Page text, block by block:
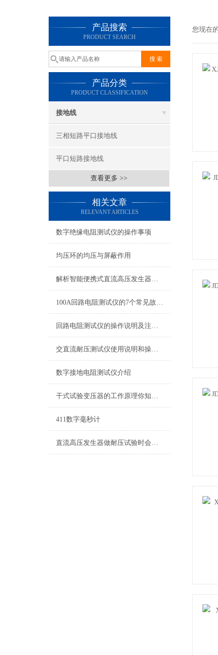
产品搜索
PRODUCT SEARCH
产品分类
PRODUCT CLASSIFICATION
接地线
三相短路平口接地线
平口短路接地线
查看更多 >>
相关文章
RELEVANT ARTICLES
数字绝缘电阻测试仪的操作事项
均压环的均压与屏蔽作用
解析智能便携式直流高压发生器的使用注意事项
100A回路电阻测试仪的7个常见故障及原因
回路电阻测试仪的操作说明及注意事项
交直流耐压测试仪使用说明和操作步骤
数字接地电阻测试仪介绍
干式试验变压器的工作原理你知道吗？
411数字毫秒计
直流高压发生器做耐压试验时会出现什么问题
您现在